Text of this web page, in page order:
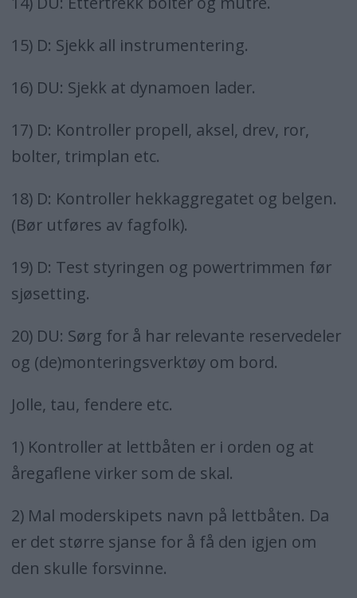
15) D: Sjekk all instrumentering.
16) DU: Sjekk at dynamoen lader.
17) D: Kontroller propell, aksel, drev, ror,
bolter, trimplan etc.
18) D: Kontroller hekkaggregatet og belgen.
(Bør utføres av fagfolk).
19) D: Test styringen og powertrimmen før
sjøsetting.
20) DU: Sørg for å har relevante reservedeler
og (de)monteringsverktøy om bord.
Jolle, tau, fendere etc.
1) Kontroller at lettbåten er i orden og at
åregaflene virker som de skal.
2) Mal moderskipets navn på lettbåten. Da
er det større sjanse for å få den igjen om
den skulle forsvinne.